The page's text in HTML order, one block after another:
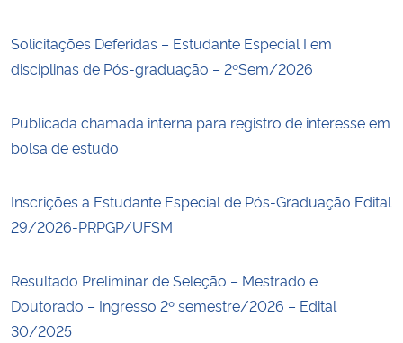
Solicitações Deferidas – Estudante Especial I em
disciplinas de Pós-graduação – 2ºSem/2026
Publicada chamada interna para registro de interesse em
bolsa de estudo
Inscrições a Estudante Especial de Pós-Graduação Edital
29/2026-PRPGP/UFSM
Resultado Preliminar de Seleção – Mestrado e
Doutorado – Ingresso 2º semestre/2026 – Edital
30/2025